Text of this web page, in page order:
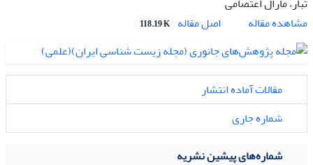
مشاهده مقاله
اصل مقاله 118.19 K
مقالات آماده انتشار
شماره جاری
شماره‌های پیشین نشریه